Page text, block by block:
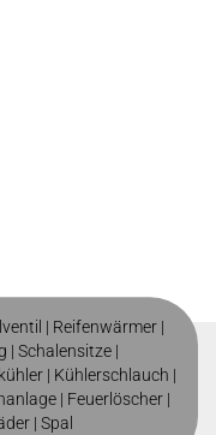
| Reifenwärmer |
| Schalensitze |
| Kühlerschlauch |
| Feuerlöscher |
| Spal